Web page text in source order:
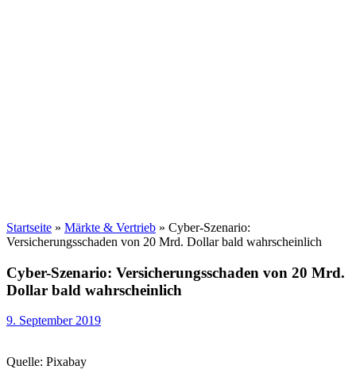
Startseite » Märkte & Vertrieb » Cyber-Szenario:
Versicherungsschaden von 20 Mrd. Dollar bald wahrscheinlich
Cyber-Szenario: Versicherungsschaden von 20 Mrd.
Dollar bald wahrscheinlich
9. September 2019
Quelle: Pixabay